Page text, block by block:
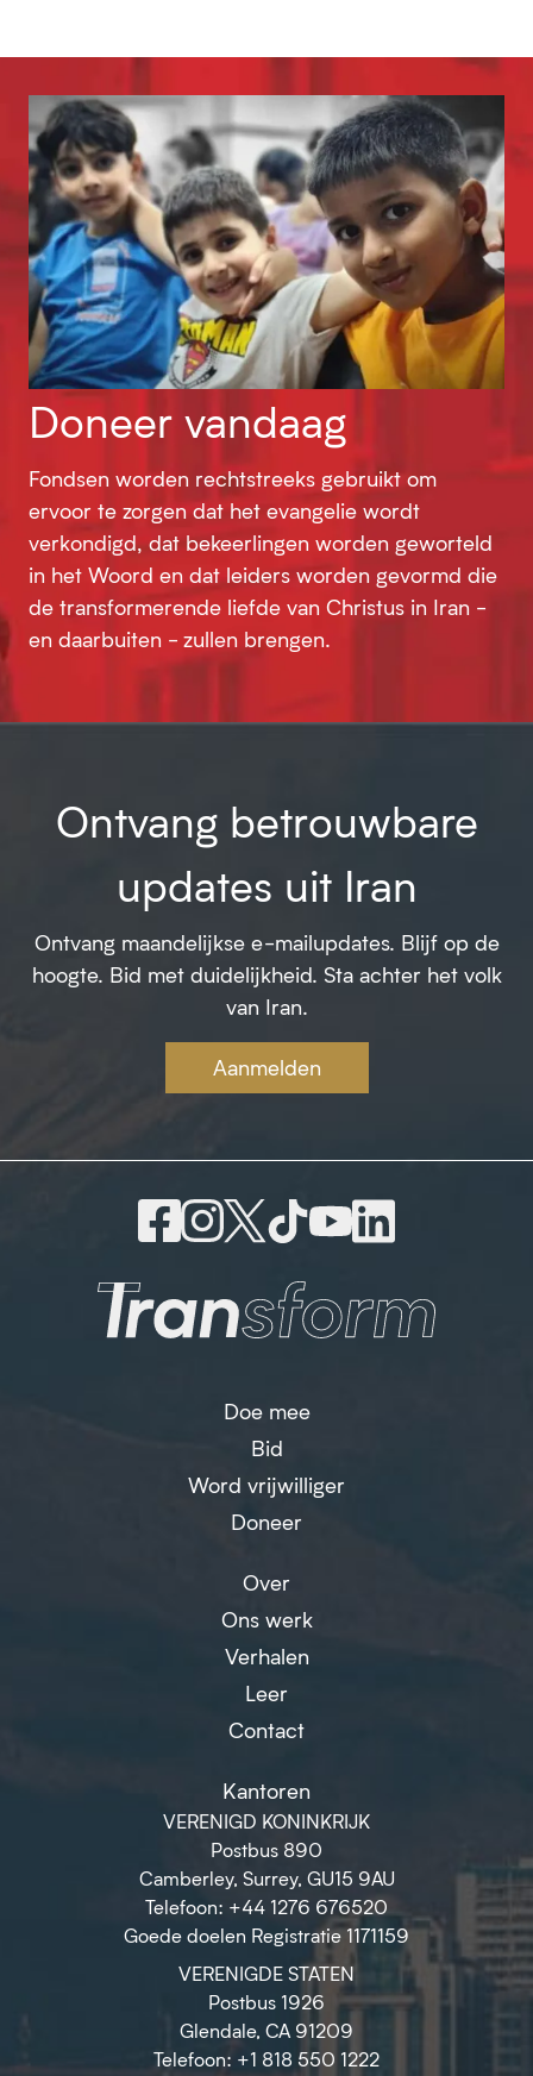
Doneer vandaag
Fondsen worden rechtstreeks gebruikt om
ervoor te zorgen dat het evangelie wordt
verkondigd, dat bekeerlingen worden geworteld
in het Woord en dat leiders worden gevormd die
de transformerende liefde van Christus in Iran -
en daarbuiten - zullen brengen.
Ontvang betrouwbare
updates uit Iran
Ontvang maandelijkse e-mailupdates. Blijf op de
hoogte. Bid met duidelijkheid. Sta achter het volk
van Iran.
Aanmelden
Doe mee
Bid
Word vrijwilliger
Doneer
Over
Ons werk
Verhalen
Leer
Contact
Kantoren
VERENIGD KONINKRIJK
Postbus 890
Camberley, Surrey, GU15 9AU
Telefoon: +44 1276 676520
Goede doelen Registratie 1171159
VERENIGDE STATEN
Postbus 1926
Glendale, CA 91209
Telefoon: +1 818 550 1222